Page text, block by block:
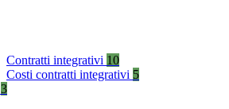
Contratti integrativi 10
Costi contratti integrativi 5
3